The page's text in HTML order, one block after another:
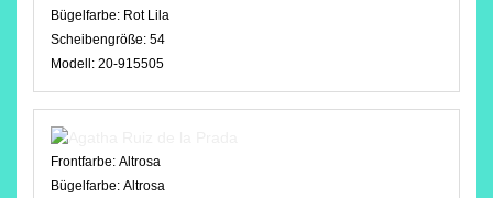
Bügelfarbe: Rot Lila
Scheibengröße: 54
Modell: 20-915505
Frontfarbe: Altrosa
Bügelfarbe: Altrosa